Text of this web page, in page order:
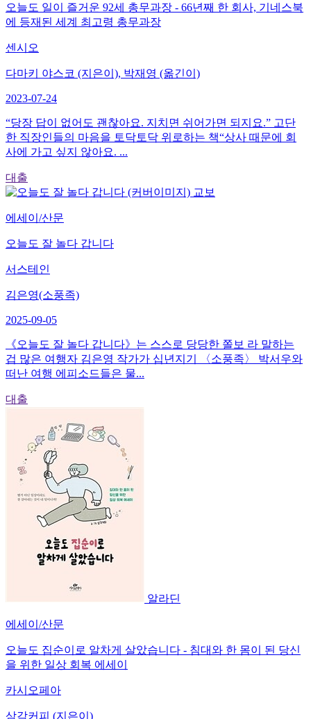
오늘도 일이 즐거운 92세 총무과장 - 66년째 한 회사, 기네스북
에 등재된 세계 최고령 총무과장
센시오
다마키 야스코 (지은이), 박재영 (옮긴이)
2023-07-24
“당장 답이 없어도 괜찮아요. 지치면 쉬어가면 되지요.” 고단
한 직장인들의 마음을 토닥토닥 위로하는 책“상사 때문에 회
사에 가고 싶지 않아요. ...
대출
교보
에세이/산문
오늘도 잘 놀다 갑니다
서스테인
김은영(소풍족)
2025-09-05
《오늘도 잘 놀다 갑니다》는 스스로 당당한 쫄보 라 말하는
겁 많은 여행자 김은영 작가가 십년지기 〈소풍족〉 박서우와
떠난 여행 에피소드들은 물...
대출
알라딘
에세이/산문
오늘도 집순이로 알차게 살았습니다 - 침대와 한 몸이 된 당신
을 위한 일상 회복 에세이
카시오페아
삼각커피 (지은이)